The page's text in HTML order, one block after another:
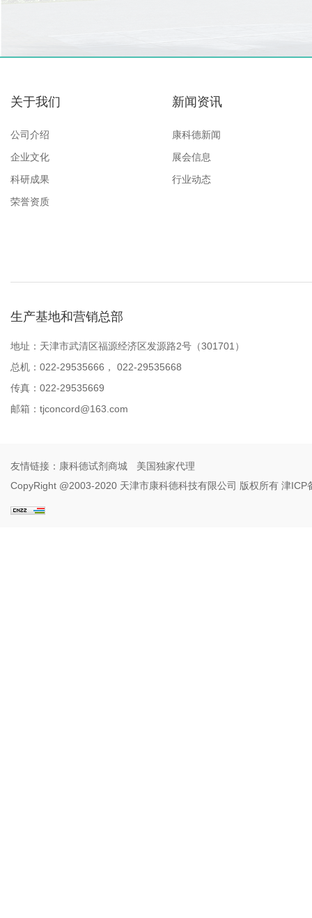
关于我们
公司介绍
企业文化
科研成果
荣誉资质
新闻资讯
康科德新闻
展会信息
行业动态
生产基地和营销总部
地址：天津市武清区福源经济区发源路2号（301701）
总机：022-29535666， 022-29535668
传真：022-29535669
邮箱： tjconcord@163.com
友情链接： 康科德试剂商城
美国独家代理
CopyRight @2003-2020 天津市康科德科技有限公司 版权所有 津ICP